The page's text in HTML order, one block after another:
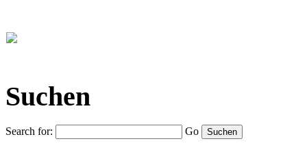
Suchen
Search for: Go